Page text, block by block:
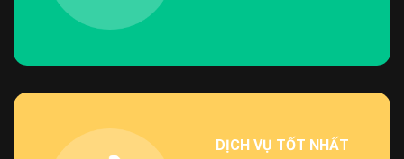
DỊCH VỤ TỐT NHẤT